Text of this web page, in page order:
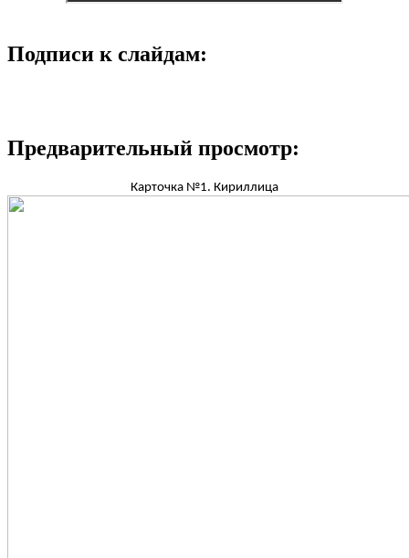
Подписи к слайдам:
Предварительный просмотр:
Карточка №1. Кириллица